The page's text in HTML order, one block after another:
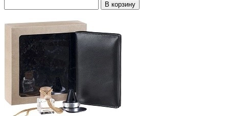
В корзину